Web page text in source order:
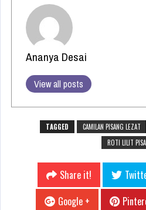
Ananya Desai
View all posts
TAGGED CAMILAN PISANG LEZAT
ROTI LILIT
Share it!
Google +